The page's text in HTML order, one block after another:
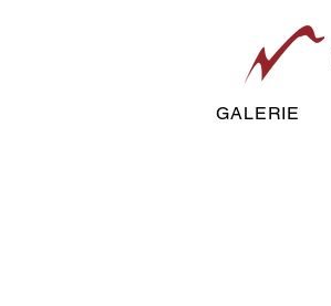
GALERIE